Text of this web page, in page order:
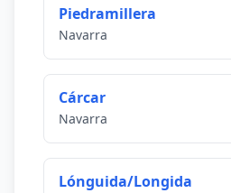
Piedramillera
Navarra
Cárcar
Navarra
Lónguida/Longida